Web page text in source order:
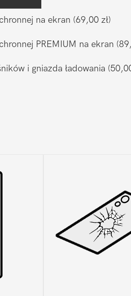
na ekran (69,00 zł)
PREMIUM na ekran
i gniazda ładowania